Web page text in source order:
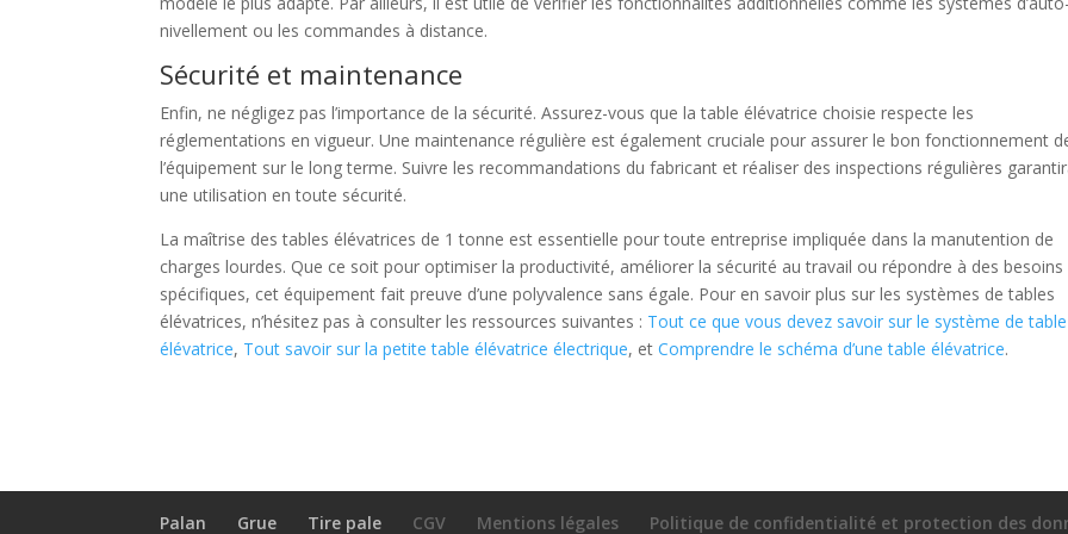
nivellement ou les commandes à distance.
Sécurité et maintenance
Enfin, ne négligez pas l’importance de la sécurité. Assurez-vous que la table élévatrice choisie respecte les
réglementations en vigueur. Une maintenance régulière est également cruciale pour assurer le bon fonctionnement
l’équipement sur le long terme. Suivre les recommandations du fabricant et réaliser des inspections régulières
une utilisation en toute sécurité.
La maîtrise des tables élévatrices de 1 tonne est essentielle pour toute entreprise impliquée dans la manutention de
charges lourdes. Que ce soit pour optimiser la productivité, améliorer la sécurité au travail ou répondre à des besoins
spécifiques, cet équipement fait preuve d’une polyvalence sans égale. Pour en savoir plus sur les systèmes de tables
élévatrices, n’hésitez pas à consulter les ressources suivantes : Tout ce que vous devez savoir sur le système de table
élévatrice, Tout savoir sur la petite table élévatrice électrique, etComprendre le schéma d’une table élévatrice.
Palan Grue Tire pale CGV Mentions légales Politique de confidentialité et protection des